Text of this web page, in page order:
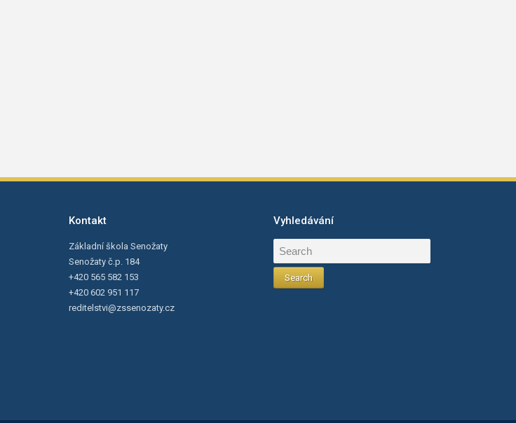
Kontakt
Základní škola Senožaty
Senožaty č.p. 184
+420 565 582 153
+420 602 951 117
reditelstvi@zssenozaty.cz
Vyhledávání